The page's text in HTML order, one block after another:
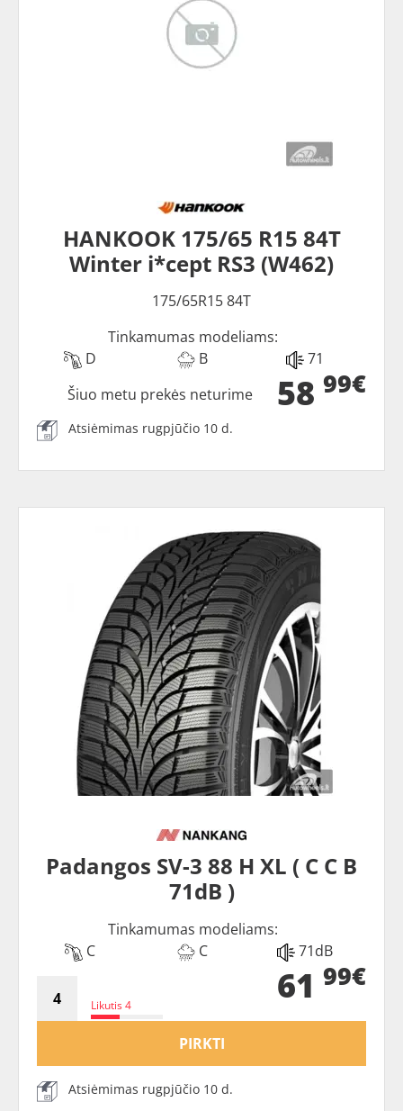
HANKOOK 175/65 R15 84T
Winter i*cept RS3 (W462)
175/65R15 84T
Tinkamumas modeliams:
D
B 71
58 99€
Šiuo metu prekės neturime
Atsiėmimas rugpjūčio 10 d.
Padangos SV-3 88 H XL ( C C B
71dB )
Tinkamumas modeliams:
C
C 71dB
Likutis 4 61 99€
PIRKTI
Atsiėmimas rugpjūčio 10 d.